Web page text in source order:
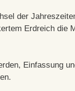
der
Erdreich die
Einfassung